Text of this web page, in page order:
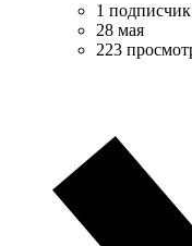
1 подписчик
28 мая
223